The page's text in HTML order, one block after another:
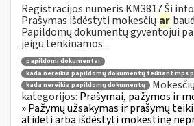
Registracijos numeris KM3817 Ši
Prašymas išdėstyti mokesčių ar
Papildomų dokumentų gyventojui
jeigu tenkinamos...
papildomi dokumentai
kada nereikia papildomų dokumentų teikiant mps
kada nereikia papildomų dokumentų
kategorijos: Prašymai, pažymos ir
» Pažymų užsakymas ir prašymų
atidėti arba išdėstyti mokestinę